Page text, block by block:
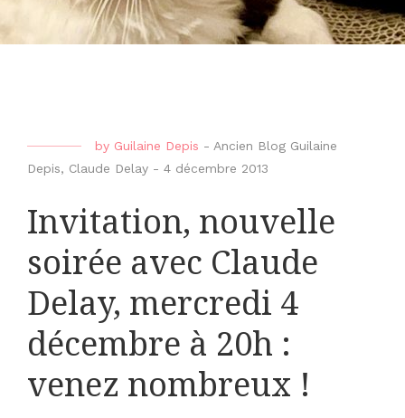
by Guilaine Depis - Ancien Blog Guilaine
Depis, Claude Delay - 4 décembre 2013
Invitation, nouvelle
soirée avec Claude
Delay, mercredi 4
décembre à 20h :
venez nombreux !